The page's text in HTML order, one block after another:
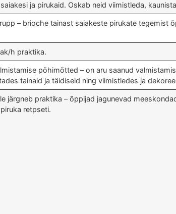
ja pirukaid. Oskab neid viimistleda,
– brioche tainast saiakeste pirukate tegemist
h praktika.
põhimõtted – on aru saanud
tainaid ja täidiseid ning viimistledes ja
järgneb praktika – õppijad jagunevad
retpseti.